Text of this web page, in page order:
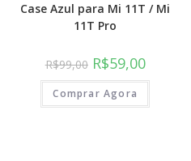
Case Azul para Mi 11T / Mi
11T Pro
R$99,00 R$59,00
Comprar Agora